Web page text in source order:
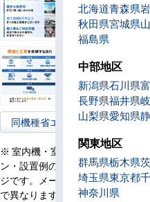
同機種省エネ型へ
※ 室内機・室外機・リモコ
ン・設置例の画像はイメー
ジです。メーカー、機種等
で異なります。
セ
容
リ
モ
コ
電
源
定
北海道青森県
秋田県宮城県
福島県
中部地区
新潟県石川県
長野県福井県
山梨県愛知県
関東地区
群馬県栃木県
埼玉県東京都
神奈川県